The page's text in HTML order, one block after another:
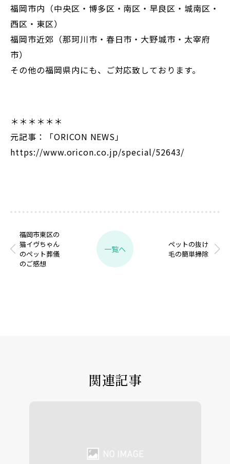
福岡市内（中央区・博多区・南区・早良区・城南区・
西区・東区）
福岡市近郊（那珂川市・春日市・大野城市・太宰府
市）
その他の福岡県内にも、ご対応致しております。
＊＊＊＊＊＊
元記事：「ORICON NEWS」
https://www.oricon.co.jp/special/52643/
福岡市東区の
猫イヴちゃん
のペット葬儀
のご感想
一覧へ
ペットの抜け
毛の簡単掃除
関連記事